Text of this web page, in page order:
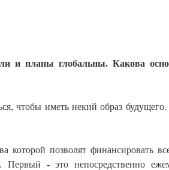
и планы глобальны. Какова
чтобы иметь некий образ будущего.
которой позволят финансировать
- это непосредственно